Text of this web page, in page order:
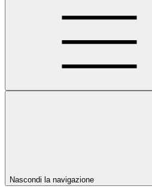
Nascondi la navigazione